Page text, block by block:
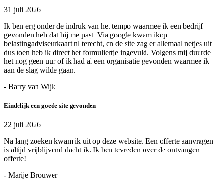
31 juli 2026
Ik ben erg onder de indruk van het tempo waarmee ik een bedrijf
gevonden heb dat bij me past. Via google kwam ikop
belastingadviseurkaart.nl terecht, en de site zag er allemaal netjes uit
dus toen heb ik direct het formuliertje ingevuld. Volgens mij duurde
het nog geen uur of ik had al een organisatie gevonden waarmee ik
aan de slag wilde gaan.
- Barry van Wijk
Eindelijk een goede site gevonden
22 juli 2026
Na lang zoeken kwam ik uit op deze website. Een offerte aanvragen
is altijd vrijblijvend dacht ik. Ik ben tevreden over de ontvangen
offerte!
- Marije Brouwer